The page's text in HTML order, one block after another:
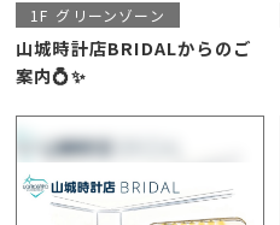
1F グリーンゾーン
山城時計店BRIDALからのご
案内💍✨